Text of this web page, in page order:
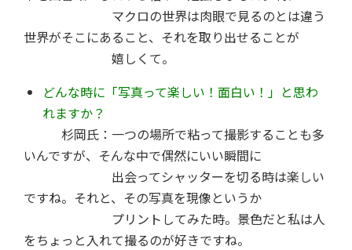
マクロの世界は肉眼で見るのとは違う
世界がそこにあること、それを取り出せることが
嬉しくて。
どんな時に「写真って楽しい！面白い！」と思わ
れますか？
杉岡氏：一つの場所で粘って撮影することも多
いんですが、そんな中で偶然にいい瞬間に
出会ってシャッターを切る時は楽しい
ですね。それと、その写真を現像というか
プリントしてみた時。景色だと私は人
をちょっと入れて撮るのが好きですね。